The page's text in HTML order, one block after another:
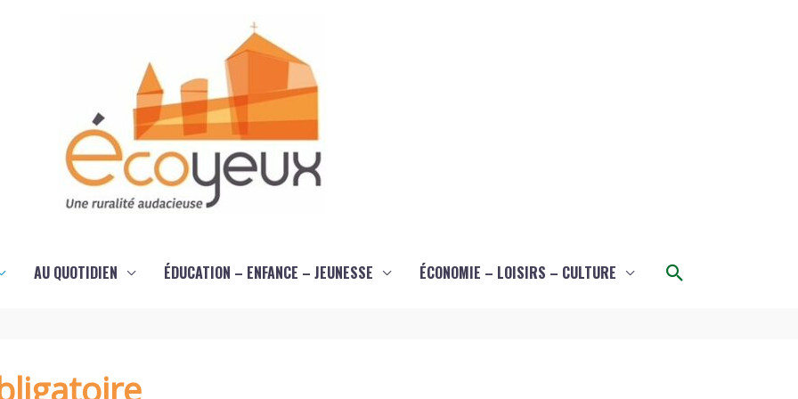
AU QUOTIDIEN ÉDUCATION – ENFANCE – JEUNESSE ÉCONOMIE – LOISIRS – CULTURE Rechercher